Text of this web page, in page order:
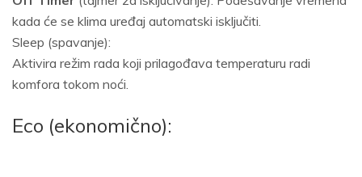
kada će se klima uređaj automatski isključiti.
Sleep (spavanje):
Aktivira režim rada koji prilagođava temperaturu radi
komfora tokom noći.
Eco (ekonomično):